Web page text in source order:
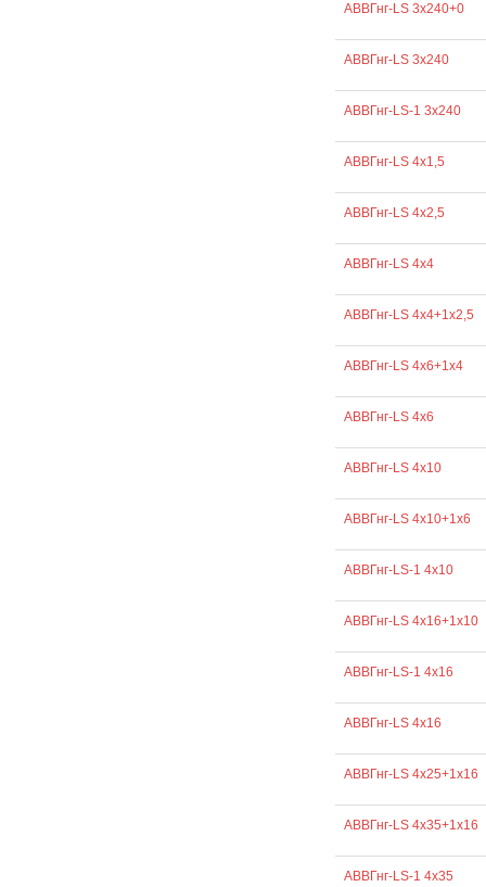
АВВГнг-LS 3х240+0
АВВГнг-LS 3х240
АВВГнг-LS-1 3х240
АВВГнг-LS 4х1,5
АВВГнг-LS 4х2,5
АВВГнг-LS 4х4
АВВГнг-LS 4х4+1х2,5
АВВГнг-LS 4х6+1х4
АВВГнг-LS 4х6
АВВГнг-LS 4х10
АВВГнг-LS 4х10+1х6
АВВГнг-LS-1 4х10
АВВГнг-LS 4х16+1х10
АВВГнг-LS-1 4х16
АВВГнг-LS 4х16
АВВГнг-LS 4х25+1х16
АВВГнг-LS 4х35+1х16
АВВГнг-LS-1 4х35